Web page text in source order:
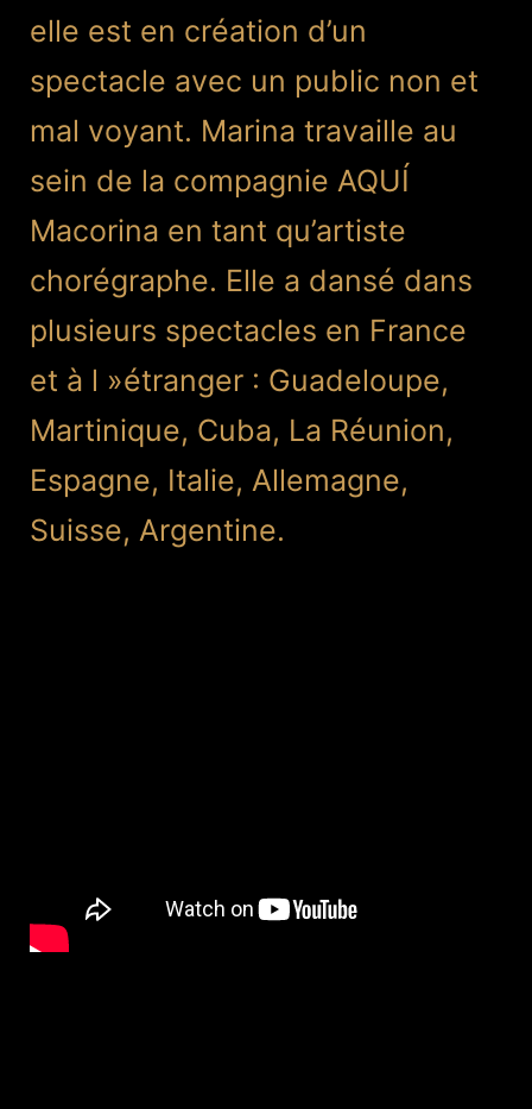
elle est en création d’un
spectacle avec un public non et
mal voyant. Marina travaille au
sein de la compagnie AQUÍ
Macorina en tant qu’artiste
chorégraphe. Elle a dansé dans
plusieurs spectacles en France
et à l »étranger : Guadeloupe,
Martinique, Cuba, La Réunion,
Espagne, Italie, Allemagne,
Suisse, Argentine.